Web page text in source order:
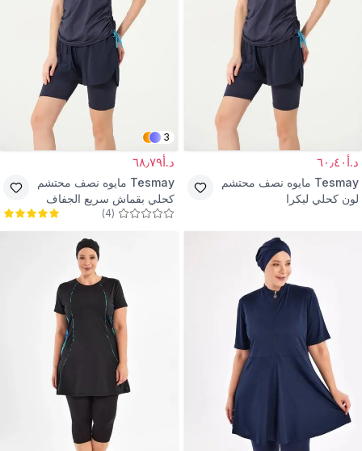
د.أ٦٠٫٤٠
Tesmay مايوه نصف محتشم
لون كحلي ليكرا
3
د.أ٦٨٫٧٩
Tesmay مايوه نصف محتشم
كحلي بقماش سريع الجفاف
وسحاب مع شورت وطماق
(
4
)